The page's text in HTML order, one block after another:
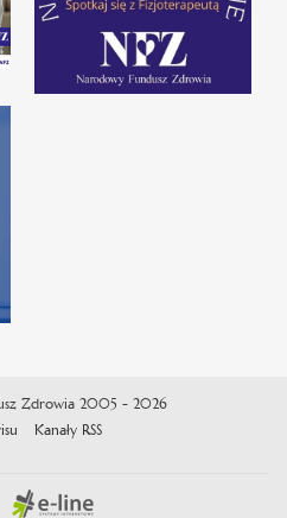
Zdrowia 2005 - 2026
Kanały RSS